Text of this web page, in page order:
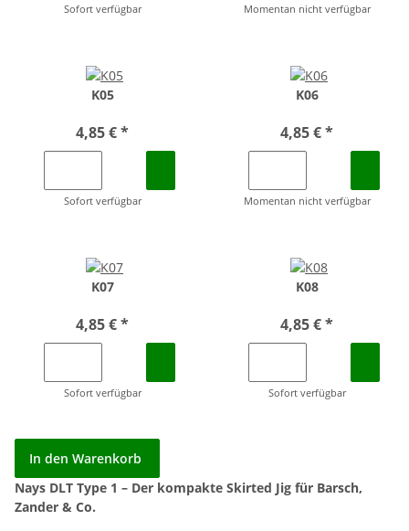
Sofort verfügbar Momentan nicht verfügbar
K05
4,85 €*
Sofort verfügbar
K06
4,85 €*
Momentan nicht verfügbar
K07
4,85 €*
Sofort verfügbar
K08
4,85 €*
Sofort verfügbar
In den Warenkorb
Nays DLT Type 1 – Der kompakte Skirted Jig für Barsch,
Zander & Co.